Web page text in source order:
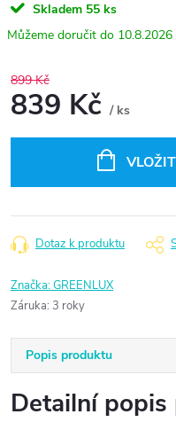
Skladem 55 ks
10.8.2026
899 Kč
839 Kč / ks
Dotaz k produktu
Značka:GREENLUX
Záruka: 3 roky
Popis produktu
Detailní